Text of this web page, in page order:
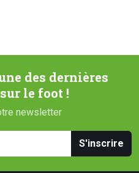
des dernières
le foot !
newsletter
S'inscrire